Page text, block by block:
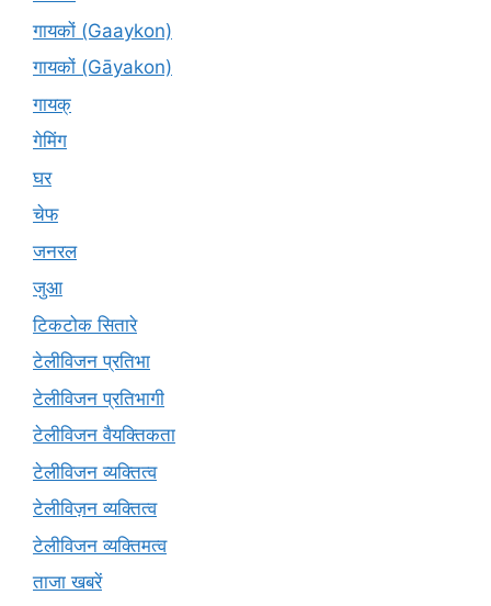
गायकों (Gaaykon)
गायकों (Gāyakon)
गायक्
गेमिंग
घर
चेफ
जनरल
जुआ
टिकटोक सितारे
टेलीविजन प्रतिभा
टेलीविजन प्रतिभागी
टेलीविजन वैयक्तिकता
टेलीविजन व्यक्तित्व
टेलीविज़न व्यक्तित्व
टेलीविजन व्यक्तिमत्व
ताजा खबरें